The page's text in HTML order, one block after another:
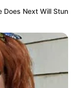
Does Next Will Stun